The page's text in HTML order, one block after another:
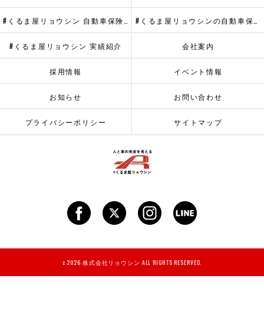
#くるま屋リョウシン 実績紹介 会社案内
採用情報 イベント情報
お知らせ お問い合わせ
プライバシーポリシー サイトマップ
c 2026 株式会社リョウシン ALL RIGHTS RESERVED.